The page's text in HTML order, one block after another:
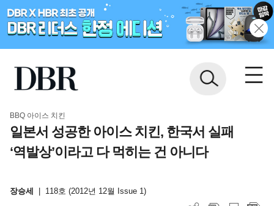
BBQ 아이스 치킨
일본서 성공한 아이스 치킨, 한국서 실패
‘역발상’이라고 다 먹히는 건 아니다
장승세 118호 (2012년 12월 Issue 1)